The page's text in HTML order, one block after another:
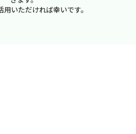
用いただければ幸いです。